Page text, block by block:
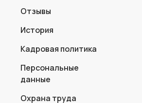
Отзывы
История
Кадровая политика
Персональные
данные
Охрана труда